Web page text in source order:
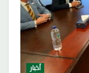
أخبار